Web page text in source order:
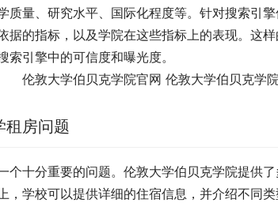
质量、研究水平、国际化程度等。针对搜索引
据的指标，以及学院在这些指标上的表现。这
引擎中的可信度和曝光度。
租房问题
个十分重要的问题。伦敦大学伯贝克学院提供
，学校可以提供详细的住宿信息，并介绍不同